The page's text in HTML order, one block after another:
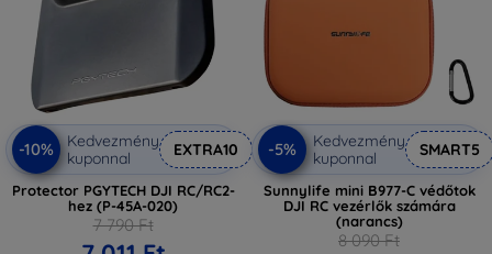
-10%
Kedvezmény
kuponnal
EXTRA10
Protector PGYTECH DJI RC/RC2-
hez (P-45A-020)
7 790 Ft
-5%
Kedvezmény
kuponnal
SMART5
Sunnylife mini B977-C védőtok
DJI RC vezérlők számára
(narancs)
8 090 Ft